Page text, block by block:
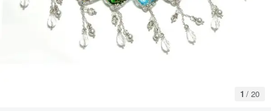
1 / 20